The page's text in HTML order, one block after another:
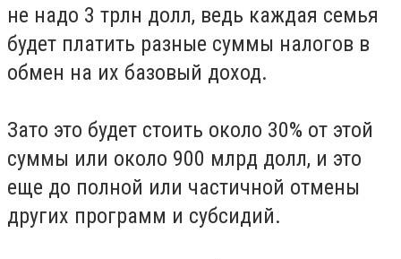
не надо 3 трлн долл, ведь каждая семья
будет платить разные суммы налогов в
обмен на их базовый доход.
Зато это будет стоить около 30% от этой
суммы или около 900 млрд долл, и это
еще до полной или частичной отмены
других программ и субсидий.